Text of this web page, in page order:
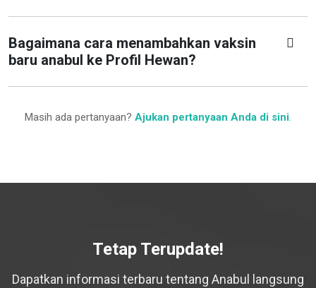
Bagaimana cara menambahkan vaksin
baru anabul ke Profil Hewan?
Masih ada pertanyaan? Ajukan pertanyaan Anda di sini.
Tetap Terupdate!
Dapatkan informasi terbaru tentang Anabul langsung